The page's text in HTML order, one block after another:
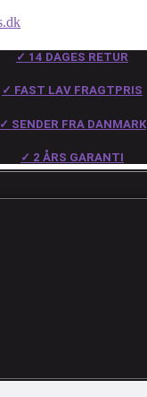
✓ 14 DAGES RETUR
✓ FAST LAV FRAGTPRIS
✓ SENDER FRA DANMARK
✓ 2 ÅRS GARANTI